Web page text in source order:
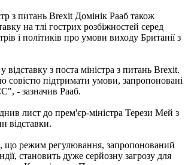
з питань Brexit Домінік Рааб також
на тлі гострих розбіжностей серед
і політиків про умови виходу Британії з
відставку з поста міністра з питань Brexit.
совістю підтримати умови, запропоновані
- зазначив Рааб.
лист до прем'єр-міністра Терези Мей з
відставки.
що режим регулювання, запропонований
становить дуже серйозну загрозу для